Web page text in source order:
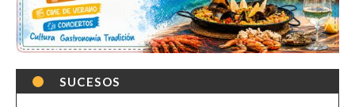
SUCESOS